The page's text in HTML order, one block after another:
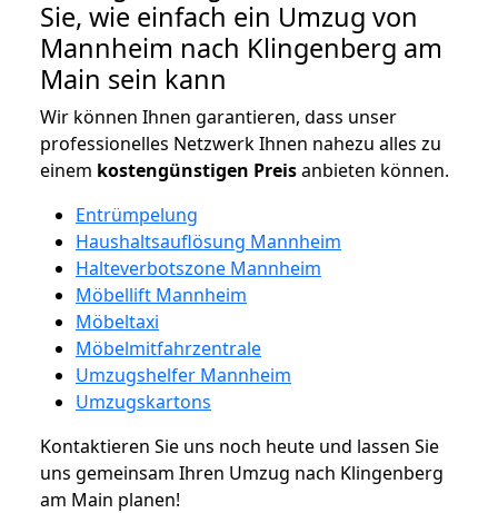
Sie, wie einfach ein Umzug von
Mannheim nach Klingenberg am
Main sein kann
Wir können Ihnen garantieren, dass unser
professionelles Netzwerk Ihnen nahezu alles zu
einem kostengünstigen Preisanbieten können.
Entrümpelung
Haushaltsauflösung Mannheim
Halteverbotszone Mannheim
Möbellift Mannheim
Möbeltaxi
Möbelmitfahrzentrale
Umzugshelfer Mannheim
Umzugskartons
Kontaktieren Sie uns noch heute und lassen Sie
uns gemeinsam Ihren Umzug nach Klingenberg
am Main planen!